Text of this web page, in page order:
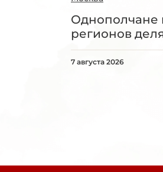
Однополчане
регионов
7 августа 2026